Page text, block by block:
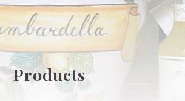
Products